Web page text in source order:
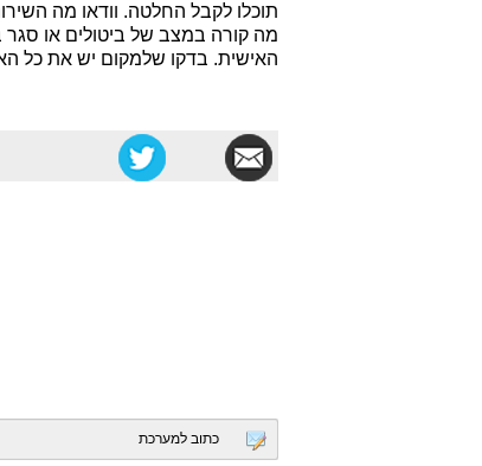
תוכלו לקבל החלטה. וודאו מה
מה קורה במצב של ביטולים או
האישית. בדקו שלמקום יש את כל
כתוב למערכת